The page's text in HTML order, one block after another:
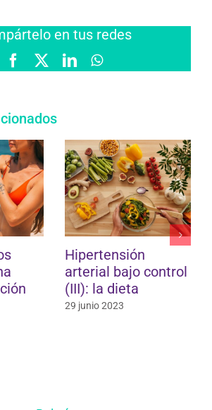
en tus redes
FacebookLinkedInWhatsApp
Hipertensión
arterial bajo control
(III): la dieta
29 junio 2023